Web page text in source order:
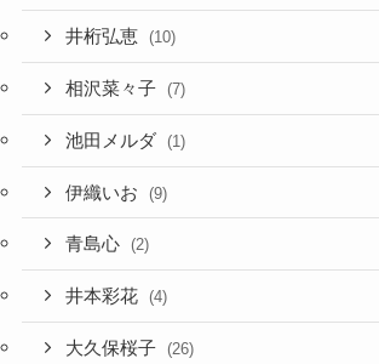
井桁弘恵 (10)
相沢菜々子 (7)
池田メルダ (1)
伊織いお (9)
青島心 (2)
井本彩花 (4)
大久保桜子 (26)